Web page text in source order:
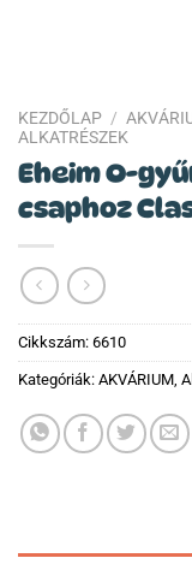
KEZDŐLAP /
ALKATRÉSZEK
Eheim O-
csaphoz
Cikkszám: 6610
Kategóriák: AKVÁRIUM,